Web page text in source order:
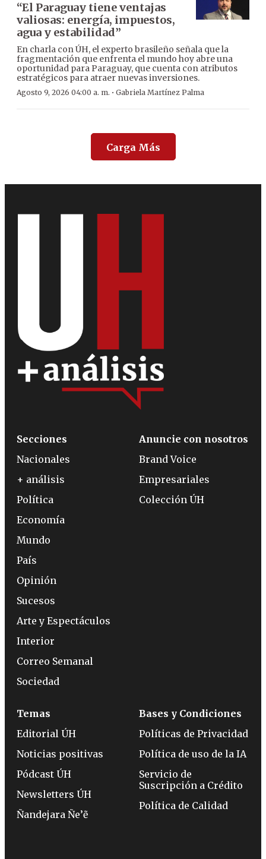
“El Paraguay tiene ventajas
valiosas: energía, impuestos,
agua y estabilidad”
En charla con ÚH, el experto brasileño señala que la
fragmentación que enfrenta el mundo hoy abre una
oportunidad para Paraguay, que cuenta con atributos
estratégicos para atraer nuevas inversiones.
Agosto 9, 2026 04:00 a. m. · Gabriela Martínez Palma
Carga Más
Secciones
Nacionales
+ análisis
Política
Economía
Mundo
País
Opinión
Sucesos
Arte y Espectáculos
Interior
Correo Semanal
Sociedad
Anuncie con nosotros
Brand Voice
Empresariales
Colección ÚH
Temas
Editorial ÚH
Noticias positivas
Pódcast ÚH
Newsletters ÚH
Ñandejara Ñe’ẽ
Bases y Condiciones
Políticas de Privacidad
Política de uso de la IA
Servicio de
Suscripción a Crédito
Política de Calidad